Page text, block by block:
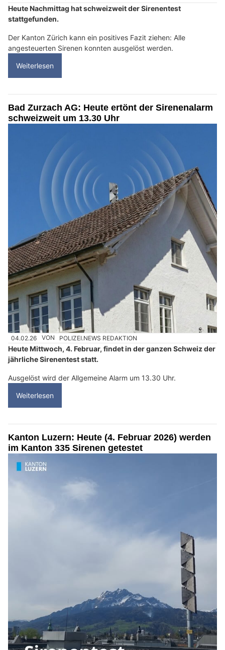
Heute Nachmittag hat schweizweit der Sirenentest
stattgefunden.
Der Kanton Zürich kann ein positives Fazit ziehen: Alle
angesteuerten Sirenen konnten ausgelöst werden.
Weiterlesen
Bad Zurzach AG: Heute ertönt der Sirenenalarm
schweizweit um 13.30 Uhr
04.02.26 VON POLIZEI.NEWS REDAKTION
Heute Mittwoch, 4. Februar, findet in der ganzen Schweiz der
jährliche Sirenentest statt.
Ausgelöst wird der Allgemeine Alarm um 13.30 Uhr.
Weiterlesen
Kanton Luzern: Heute (4. Februar 2026) werden
im Kanton 335 Sirenen getestet